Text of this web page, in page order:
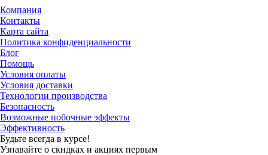
Компания
Контакты
Карта сайта
Политика конфиденциальности
Блог
Помощь
Условия оплаты
Условия доставки
Технологии производства
Безопасность
Возможные побочные эффекты
Эффективность
Будьте всегда в курсе!
Узнавайте о скидках и акциях первым